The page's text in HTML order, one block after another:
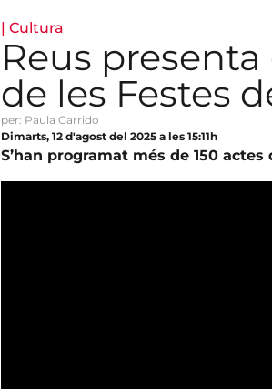
| Cultura
Reus
de les Festes
per: Paula Garrido
Dimarts, 12 d'agost del 2025 a les 15:11h
S’han programat més de 150